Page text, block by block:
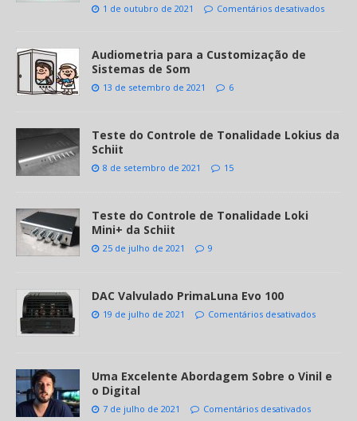
1 de outubro de 2021 Comentários desativados
Audiometria para a Customização de
Sistemas de Som
13 de setembro de 2021 6
Teste do Controle de Tonalidade Lokius da
Schiit
8 de setembro de 2021 15
Teste do Controle de Tonalidade Loki
Mini+ da Schiit
25 de julho de 2021 9
DAC Valvulado PrimaLuna Evo 100
19 de julho de 2021 Comentários desativados
Uma Excelente Abordagem Sobre o Vinil e
o Digital
7 de julho de 2021 Comentários desativados